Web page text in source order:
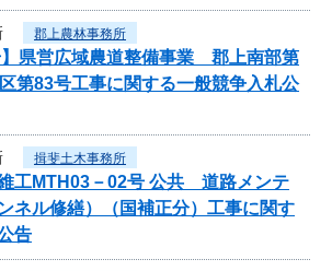
郡上農林事務所
】県営広域農道整備事業 郡上南部第
第83号工事に関する一般競争入札公
揖斐土木事務所
維工MTH03－02号 公共 道路メンテ
ネル修繕）（国補正分）工事に関す
告